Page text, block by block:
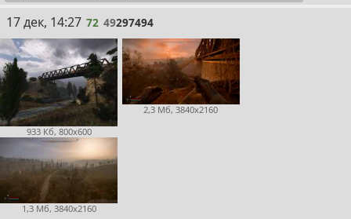
72
17 дек, 14:27 72 49297494
933 Кб, 800x600
2,3 Мб, 3840x2160
1,3 Мб, 3840x2160